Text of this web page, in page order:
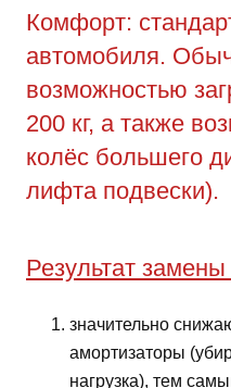
Комфорт:
автомобиля.
возможностью
200 кг, а также
колёс большего
лифта подвески).
Результат
значительно
амортизаторы
нагрузка), тем